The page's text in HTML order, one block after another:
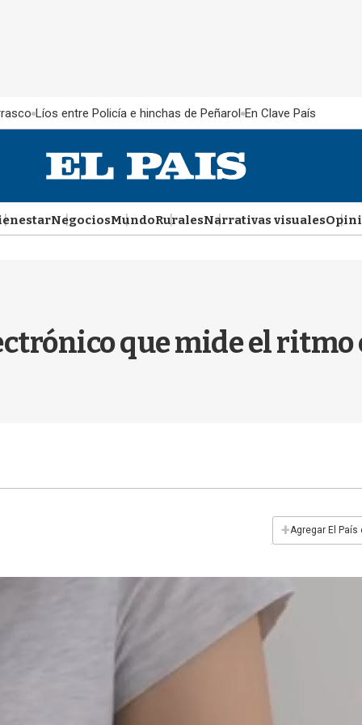
Líos entre Policía e hinchas de Peñarol En Clave País
NegociosMundoRuralesNarrativas visuales
que mide el ritmo
+Agregar El País